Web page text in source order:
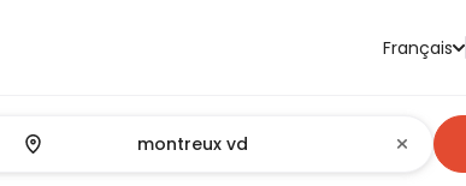
Français